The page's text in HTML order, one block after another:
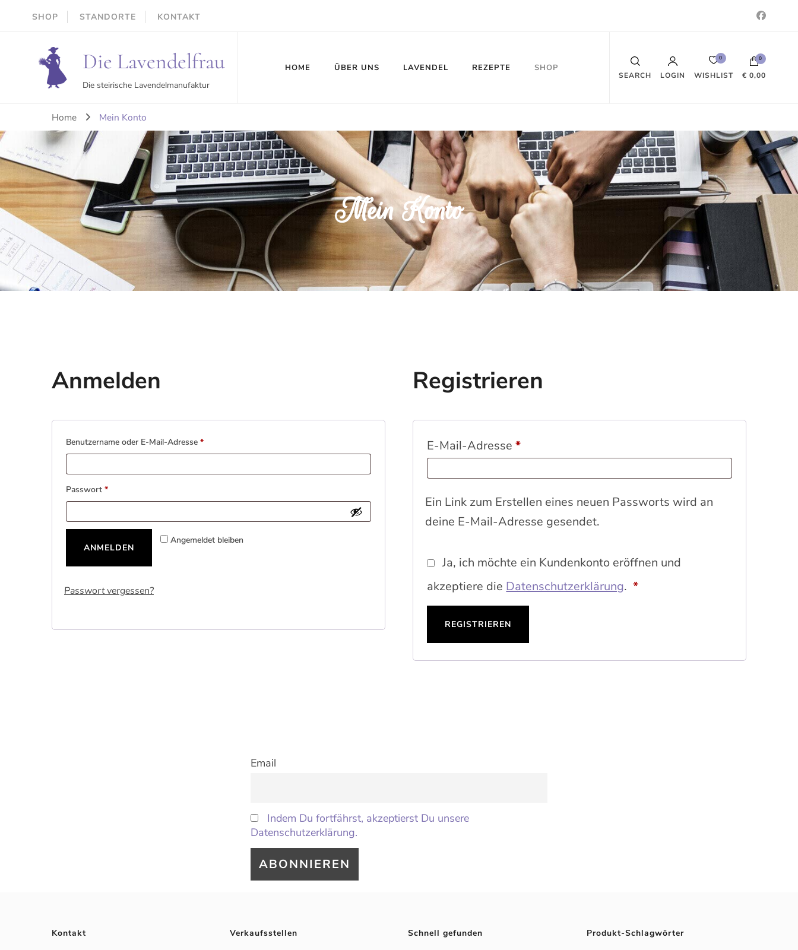
SHOP STANDORTE KONTAKT
Die Lavendelfrau
Die steirische Lavendelmanufaktur
HOME ÜBER UNS LAVENDEL REZEPTE SHOP
SEARCH LOGIN
0
WISHLIST
0
€ 0,00
Home Mein Konto
Mein Konto
Anmelden
Benutzername oder E-Mail-Adresse *Erforderlich
Passwort *Erforderlich
Angemeldet bleiben
ANMELDEN
Passwort vergessen?
Registrieren
E-Mail-Adresse*Erforderlich
Ein Link zum Erstellen eines neuen Passworts wird an
deine E-Mail-Adresse gesendet.
Ja, ich möchte ein Kundenkonto eröffnen und
akzeptiere die Datenschutzerklärung. *Erforderlich
REGISTRIEREN
Email
Indem Du fortfährst, akzeptierst Du unsere
Datenschutzerklärung.
Kontakt Verkaufsstellen Schnell gefunden Produkt-Schlagwörter